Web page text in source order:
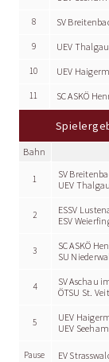
8 SV
9 UEV Thalgau
10 UEV
11 SC ASKÖ
Bahn
1
SV
UEV Thalgau
2
ESSV
ESV
3
SC ASKÖ
SU
4
SV Aschau
ÖTSU St.
5
UEV
UEV Seeham
Pause EV